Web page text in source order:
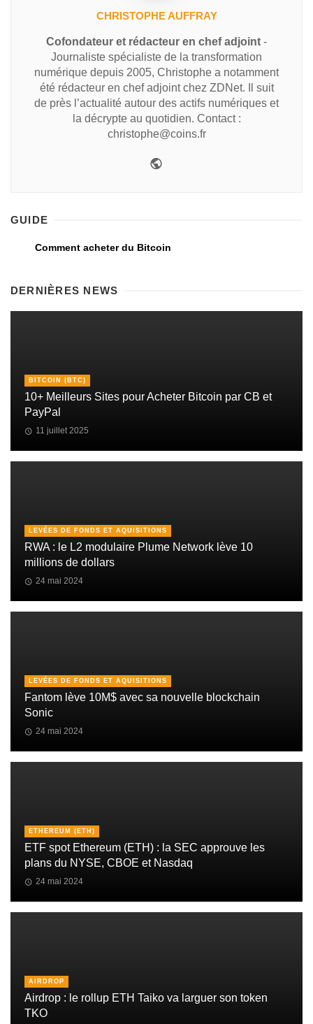
CHRISTOPHE AUFFRAY
Cofondateur et rédacteur en chef adjoint -
Journaliste spécialiste de la transformation
numérique depuis 2005, Christophe a notamment
été rédacteur en chef adjoint chez ZDNet. Il suit
de près l’actualité autour des actifs numériques et
la décrypte au quotidien. Contact :
christophe@coins.fr
GUIDE
Comment acheter du Bitcoin
DERNIÈRES NEWS
BITCOIN (BTC)
10+ Meilleurs Sites pour Acheter Bitcoin par CB et
PayPal
11 juillet 2025
LEVÉES DE FONDS ET AQUISITIONS
RWA : le L2 modulaire Plume Network lève 10
millions de dollars
24 mai 2024
LEVÉES DE FONDS ET AQUISITIONS
Fantom lève 10M$ avec sa nouvelle blockchain
Sonic
24 mai 2024
ETHEREUM (ETH)
ETF spot Ethereum (ETH) : la SEC approuve les
plans du NYSE, CBOE et Nasdaq
24 mai 2024
AIRDROP
Airdrop : le rollup ETH Taiko va larguer son token
TKO